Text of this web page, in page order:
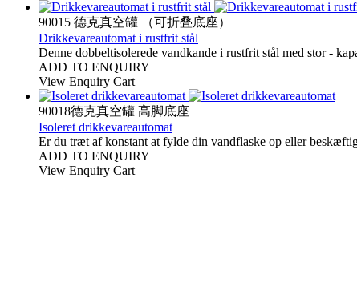
90015 德克真空罐 （可折叠底座）
Drikkevareautomat i rustfrit stål
Denne dobbeltisolerede vandkande i rustfrit stål med stor -
ADD TO ENQUIRY
View Enquiry Cart
90018德克真空罐 高脚底座
Isoleret drikkevareautomat
Er du træt af konstant at fylde din vandflaske op eller
ADD TO ENQUIRY
View Enquiry Cart